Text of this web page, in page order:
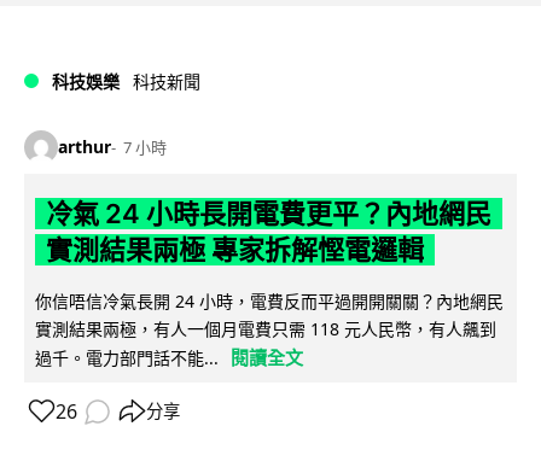
科技娛樂 科技新聞
arthur 7 小時
冷氣 24 小時長開電費更平？內地網民
實測結果兩極 專家拆解慳電邏輯
你信唔信冷氣長開 24 小時，電費反而平過開開關關？內地網民
實測結果兩極，有人一個月電費只需 118 元人民幣，有人飆到
過千。電力部門話不能...
閱讀全文
26 分享